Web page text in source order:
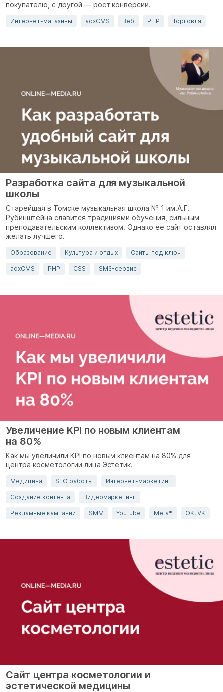
покупателю, с другой — рост конверсии.
Интернет-магазины adxCMS Веб PHP Торговля
Разработка сайта для музыкальной
школы
Старейшая в Томске музыкальная школа № 1 им.А.Г.
Рубинштейна славится традициями обучения, сильным
преподавательским коллективом. Однако ее сайт оставлял
желать лучшего.
Образование Культура и отдых Сайты под ключ
adxCMS PHP CSS SMS-сервис
Увеличение KPI по новым клиентам
на 80%
Как мы увеличили KPI по новым клиентам на 80% для
центра косметологии лица Эстетик.
Медицина SEO работы Интернет-маркетинг
Создание контента Видеомаркетинг
Рекламные кампании SMM YouTube Meta* OK, VK
Сайт центра косметологии и
эстетической медицины